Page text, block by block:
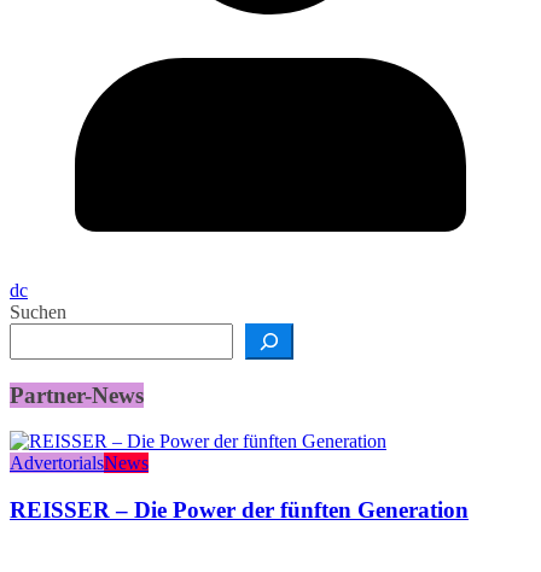
dc
Suchen
Partner-News
AdvertorialsNews
REISSER – Die Power der fünften Generation